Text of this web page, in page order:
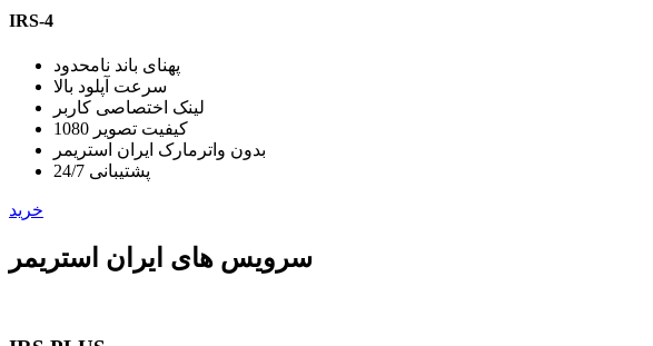
IRS-4
پهنای باند نامحدود
سرعت آپلود بالا
لینک اختصاصی کاربر
کیفیت تصویر 1080
بدون واترمارک ایران استریمر
پشتیبانی 24/7
خرید
سرویس های ایران استریمر